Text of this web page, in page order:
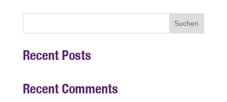
Suchen
Recent Posts
Recent Comments